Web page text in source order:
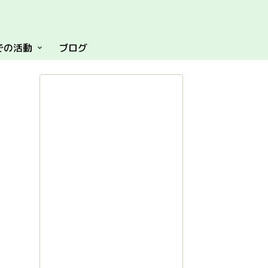
の活動 ブログ